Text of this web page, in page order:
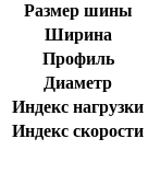
Размер шины
Ширина
Профиль
Диаметр
Индекс нагрузки
Индекс скорости